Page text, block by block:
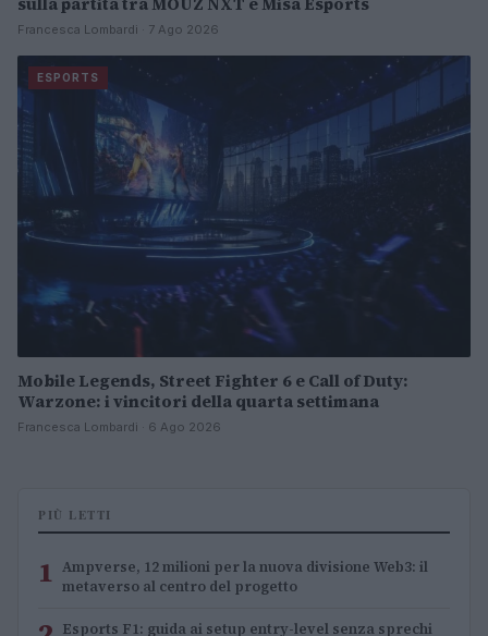
Francesca Lombardi · 7 Ago 2026
ESPORTS
Mobile Legends, Street Fighter 6 e Call of Duty:
Warzone: i vincitori della quarta settimana
Francesca Lombardi · 6 Ago 2026
PIÙ LETTI
1 Ampverse, 12 milioni per la nuova divisione Web3: il
metaverso al centro del progetto
Esports F1: guida ai setup entry-level senza sprechi